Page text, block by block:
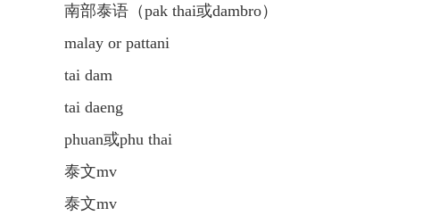
南部泰语（pak thai或dambro）
malay or pattani
tai dam
tai daeng
phuan或phu thai
泰文mv
泰文mv